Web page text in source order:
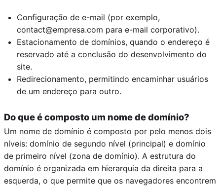
Configuração de e-mail (por exemplo,
contact@empresa.com para e-mail corporativo).
Estacionamento de domínios, quando o endereço é
reservado até a conclusão do desenvolvimento do
site.
Redirecionamento, permitindo encaminhar usuários
de um endereço para outro.
Do que é composto um nome de domínio?
Um nome de domínio é composto por pelo menos dois
níveis: domínio de segundo nível (principal) e domínio
de primeiro nível (zona de domínio). A estrutura do
domínio é organizada em hierarquia da direita para a
esquerda, o que permite que os navegadores encontrem